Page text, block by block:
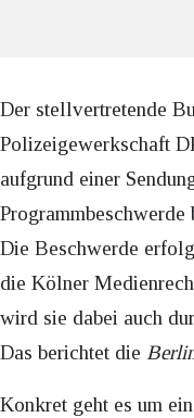
Der stellvertretende
Polizeigewerkschaft
aufgrund einer
Programmbeschwerde
Die Beschwerde
die Kölner
wird sie dabei auch
Das berichtet die
Konkret geht es um